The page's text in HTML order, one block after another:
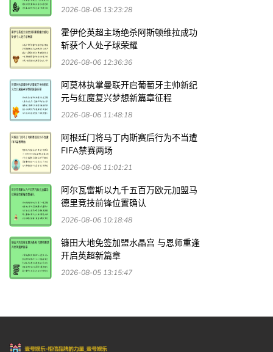
2026-08-06 13:23:28
霍伊伦英超主场绝杀阿斯顿维拉成功
斩获个人处子球荣耀
2026-08-06 12:36:36
阿莫林执掌曼联开启葡萄牙主帅新纪
元与红魔复兴梦想新篇章征程
2026-08-06 11:48:18
阿根廷门将马丁内斯赛后行为不当遭
FIFA禁赛两场
2026-08-06 11:01:21
阿尔瓦雷斯以九千五百万欧元加盟马
德里竞技前锋位置确认
2026-08-06 10:18:48
镰田大地免签加盟水晶宫 与恩师重逢
开启英超新篇章
2026-08-05 13:15:47